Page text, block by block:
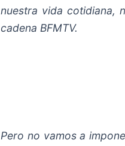
nuestra vida cotidiana,
cadena BFMTV.
Pero no vamos a